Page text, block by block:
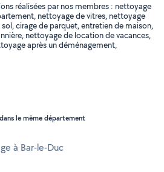
réalisées par nos membres : nettoyage
nettoyage de vitres, nettoyage
cirage de parquet, entretien de maison,
nettoyage de location de vacances,
après un déménagement,
le même département
à Bar-le-Duc